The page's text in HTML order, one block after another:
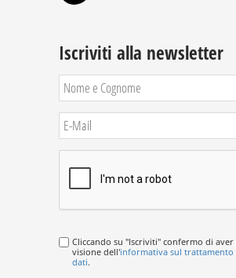
Iscriviti alla newsletter
Cliccando su "Iscriviti" confermo di aver
visione dell'informativa sul trattamento
dati.